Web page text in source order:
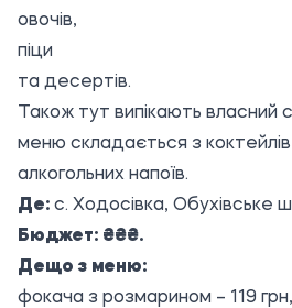
овочів,
піци
та десертів.
Також тут випікають власний
меню складається з
алкогольних напоїв.
Де: с. Ходосівка, Обухівське
Бюджет: ₴₴₴.
Дещо з меню:
фокача з розмарином – 119 грн,